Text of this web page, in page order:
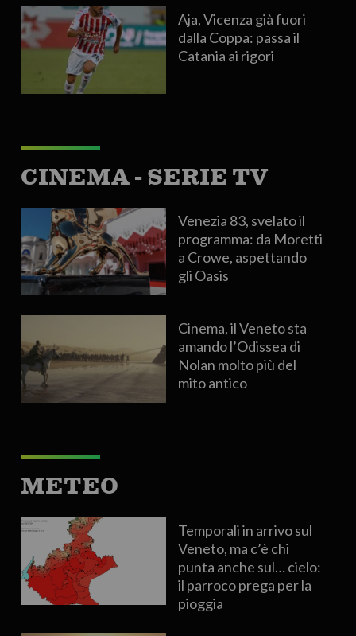
Aja, Vicenza già fuori
dalla Coppa: passa il
Catania ai rigori
CINEMA - SERIE TV
Venezia 83, svelato il
programma: da Moretti
a Crowe, aspettando
gli Oasis
Cinema, il Veneto sta
amando l’Odissea di
Nolan molto più del
mito antico
METEO
Temporali in arrivo sul
Veneto, ma c’è chi
punta anche sul… cielo:
il parroco prega per la
pioggia